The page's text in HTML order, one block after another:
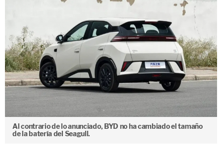
Al contrario de lo anunciado, BYD no ha cambiado el tamaño
de la batería del Seagull.